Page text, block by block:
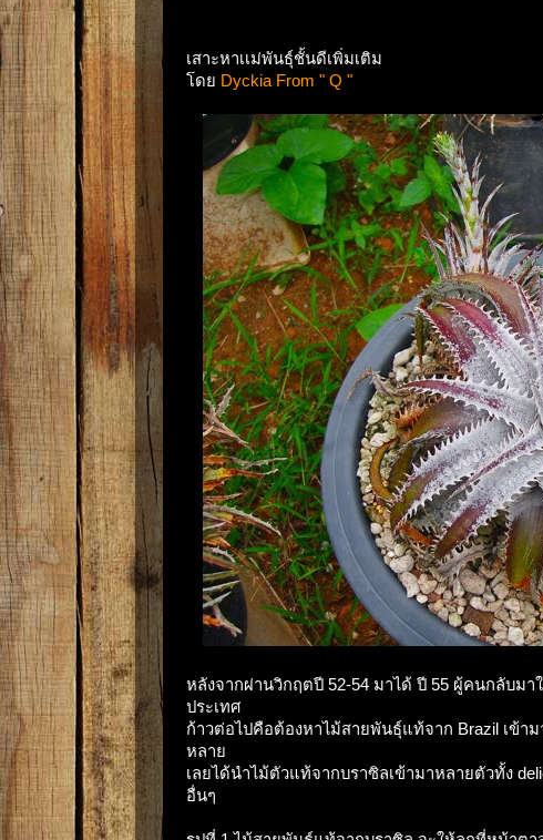
เสาะหาเเม่พันธุ์ชั้นดีเพิ่มเติม
โดย Dyckia From " Q "
หลังจากผ่านวิกฤตปี 52-54 มาได้ ปี 55 ผู้คนกลับม
ประเทศ
ก้าวต่อไปคือต้องหาไม้สายพันธุ์แท้จาก Brazil เข้า
หลาย
เลยได้นำไม้ตัวแท้จากบราซิลเข้ามาหลายตัวทั้ง
อื่นๆ